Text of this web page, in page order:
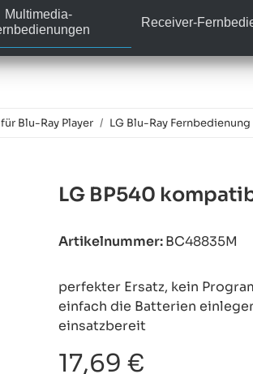
Multimedia-
Receiver-
Blu-Ray Player LG Blu-Ray Fernbedienung
LG BP540
Artikelnummer:BC48835M
perfekter Ersatz, kein
einfach die Batterien
einsatzbereit
17,69 €